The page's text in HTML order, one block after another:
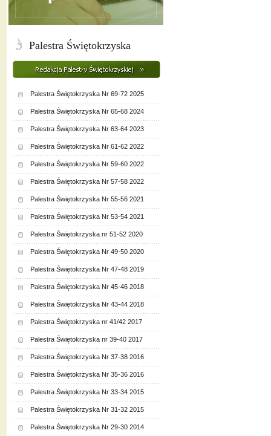
Palestra Świętokrzyska
Palestra Świętokrzyska Nr 69-72 2025
Palestra Świętokrzyska Nr 65-68 2024
Palestra Świętokrzyska Nr 63-64 2023
Palestra Świętokrzyska Nr 61-62 2022
Palestra Świętokrzyska Nr 59-60 2022
Palestra Świętokrzyska Nr 57-58 2022
Palestra Świętokrzyska Nr 55-56 2021
Palestra Świętokrzyska Nr 53-54 2021
Palestra Świętokrzyska nr 51-52 2020
Palestra Świętokrzyska Nr 49-50 2020
Palestra Świętokrzyska Nr 47-48 2019
Palestra Świętokrzyska Nr 45-46 2018
Palestra Świętokrzyska Nr 43-44 2018
Palestra Świętokrzyska nr 41/42 2017
Palestra Świętokrzyska nr 39-40 2017
Palestra Świętokrzyska Nr 37-38 2016
Palestra Świętokrzyska Nr 35-36 2016
Palestra Świętokrzyska Nr 33-34 2015
Palestra Świętokrzyska Nr 31-32 2015
Palestra Świętokrzyska Nr 29-30 2014